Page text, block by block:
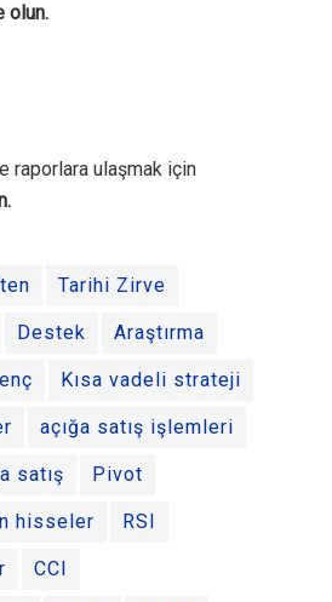
olun.
raporlara ulaşmak için
Tarihi Zirve
Destek Araştırma
Kısa vadeli strateji
açığa satış işlemleri
satış Pivot
hisseler RSI
CCI